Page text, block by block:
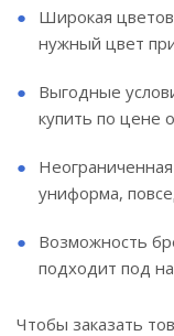
Широкая
нужный цвет
Выгодные
купить по цене
униформа,
Возможность
подходит под
Чтобы заказать